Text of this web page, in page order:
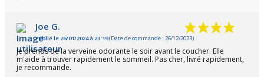
Joe G.
Publié le 26/01/2024 à 23:19(Date de commande : 26/12/2023)
Je prends de la verveine odorante le soir avant le coucher. Elle
m'aide à trouver rapidement le sommeil. Pas cher, livré rapidement,
je recommande.